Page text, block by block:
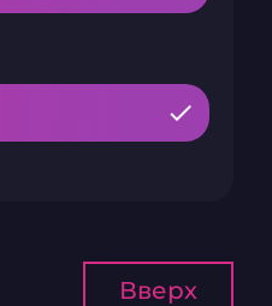
Вверх